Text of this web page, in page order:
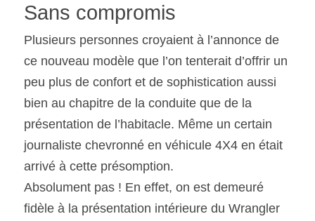
Sans compromis
Plusieurs personnes croyaient à l’annonce de
ce nouveau modèle que l’on tenterait d’offrir un
peu plus de confort et de sophistication aussi
bien au chapitre de la conduite que de la
présentation de l’habitacle. Même un certain
journaliste chevronné en véhicule 4X4 en était
arrivé à cette présomption.
Absolument pas ! En effet, on est demeuré
fidèle à la présentation intérieure du Wrangler